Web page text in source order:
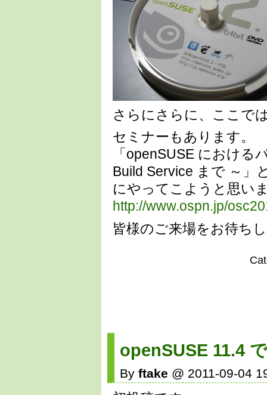
さらにさらに、ここで
セミナーもあります。
「openSUSE における
Build Service まで ～」
にやってこようと思い
http://www.ospn.jp/
皆様のご来場をお待ち
openSUSE 11.4
By ftake @ 2011-09-04